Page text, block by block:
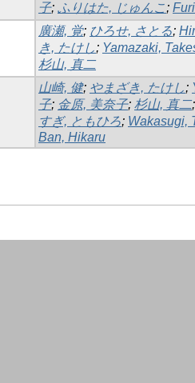
子; ふりはた, じゅんこ;
廣瀬, 覚; ひろせ, さとる;
き, たけし; Yamazaki,
杉山, 真二
山崎, 健; やまざき, たけし;
子; 金原, 美奈子; 杉山, 真二;
すぎ, ともひろ; Wakasugi,
Ban, Hikaru